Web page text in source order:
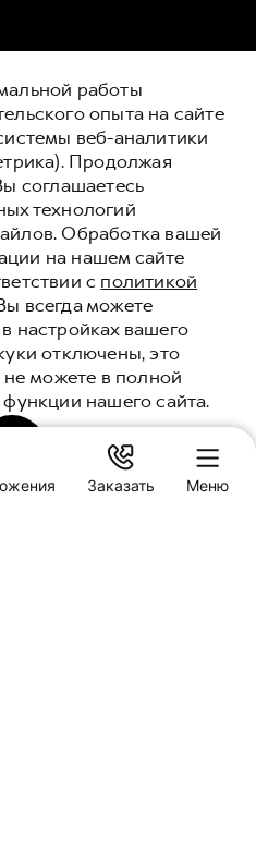
ВСЕГДА ПОД
работы
опыта на сайте
веб-аналитики
Продолжая
соглашаетесь
технологий
Обработка вашей
на нашем сайте
с политикой
всегда можете
настройках вашего
отключены, это
не можете в полной
нашего сайта.
Заказать Меню